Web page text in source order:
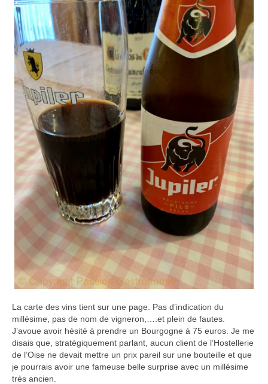
La carte des vins tient sur une page. Pas d’indication du
millésime, pas de nom de vigneron,….et plein de fautes.
J’avoue avoir hésité à prendre un Bourgogne à 75 euros. Je me
disais que, stratégiquement parlant, aucun client de l’Hostellerie
de l’Oise ne devait mettre un prix pareil sur une bouteille et que
je pourrais avoir une fameuse belle surprise avec un millésime
très ancien.